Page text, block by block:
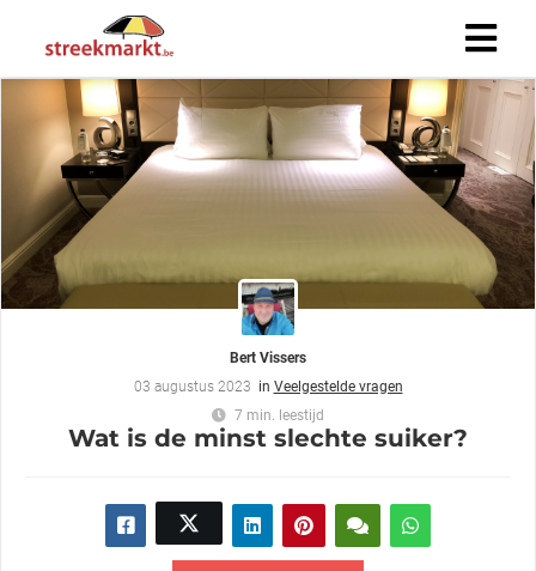
Bert Vissers
03 augustus 2023 in Veelgestelde vragen
7 min. leestijd
Wat is de minst slechte suiker?